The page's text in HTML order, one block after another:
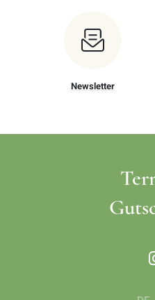
Newsletter